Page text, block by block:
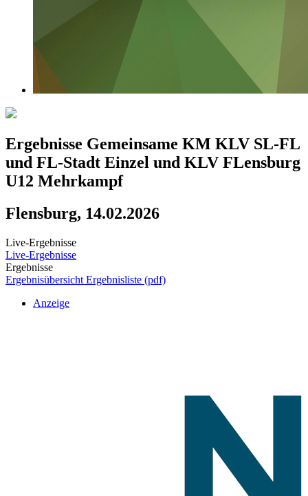
Ergebnisse Gemeinsame KM KLV SL-FL
und FL-Stadt Einzel und KLV FLensburg
U12 Mehrkampf
Flensburg, 14.02.2026
Live-Ergebnisse
Live-Ergebnisse
Ergebnisse
Ergebnisübersicht Ergebnisliste (pdf)
Anzeige